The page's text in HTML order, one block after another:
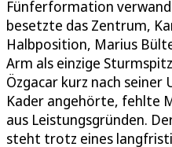
Fünferformation
besetzte das Zentrum,
Halbposition, Marius
Arm als einzige
Özgacar kurz nach
Kader angehörte, fehlte
aus Leistungsgründen.
steht trotz eines